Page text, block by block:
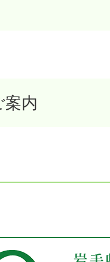
案内